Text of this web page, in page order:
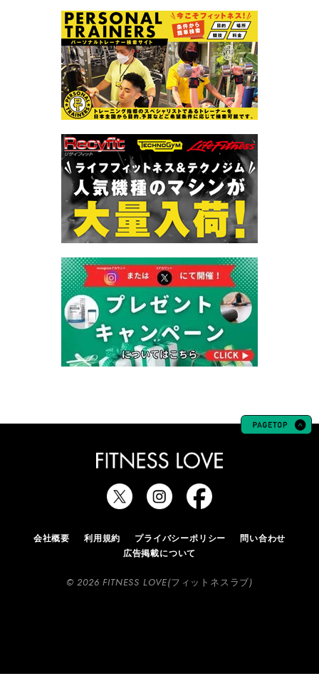
会社概要 利用規約 プライバシーポリシー
問い合わせ
広告掲載について
© 2026 FITNESS LOVE(フィットネスラブ)